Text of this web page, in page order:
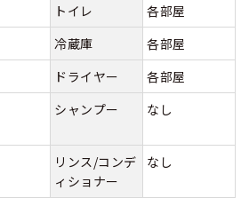
トイレ
各部屋
冷蔵庫
各部屋
ドライヤー
各部屋
シャンプー なし
リンス/コンデ
ィショナー
なし